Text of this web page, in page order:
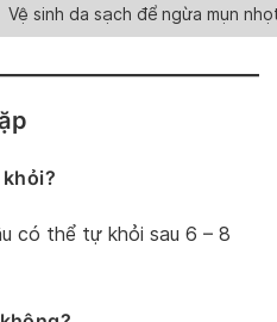
Vệ sinh da sạch để ngừa mụn
có thể tự khỏi sau 6 – 8